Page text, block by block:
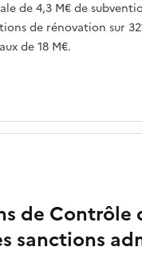
de 4,3 M€ de
de rénovation sur
de 18 M€.
de Contrôle
sanctions